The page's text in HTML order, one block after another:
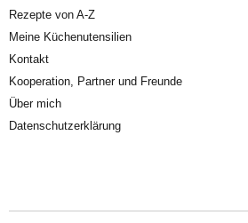
Rezepte von A-Z
Meine Küchenutensilien
Kontakt
Kooperation, Partner und Freunde
Über mich
Datenschutzerklärung